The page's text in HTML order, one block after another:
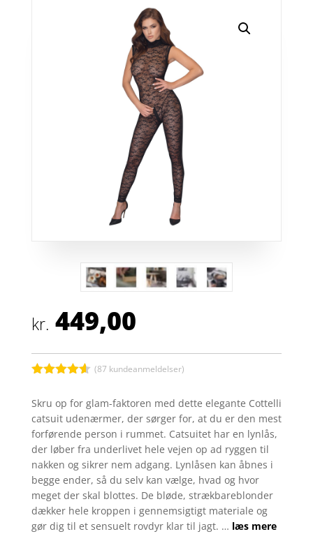
kr. 449,00
ud af 5
baseret
på
kundebedø
mmelser
(87 kundeanmeldelser)
Skru op for glam-faktoren med dette elegante Cottelli
catsuit udenærmer, der sørger for, at du er den mest
forførende person i rummet. Catsuitet har en lynlås,
der løber fra underlivet hele vejen op ad ryggen til
nakken og sikrer nem adgang. Lynlåsen kan åbnes i
begge ender, så du selv kan vælge, hvad og hvor
meget der skal blottes. De bløde, strækbareblonder
dækker hele kroppen i gennemsigtigt materiale og
gør dig til et sensuelt rovdyr klar til jagt. … læs mere